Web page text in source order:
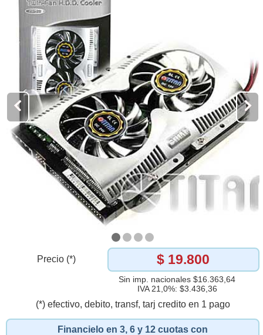
Precio (*) $ 19.800
Sin imp. nacionales $16.363,64
IVA 21,0%: $3.436,36
(*) efectivo, debito, transf, tarj credito en 1 pago
Financielo en 3, 6 y 12 cuotas con